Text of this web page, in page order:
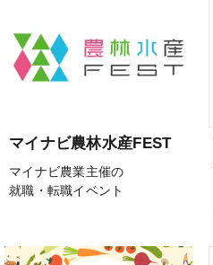
マイナビ農林水産FEST
マイナビ農業主催の
就職・転職イベント